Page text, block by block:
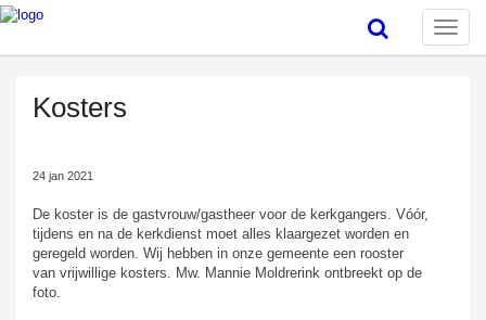
Toggle
Kosters
24 jan 2021
De koster is de gastvrouw/gastheer voor de kerkgangers. Vóór,
tijdens en na de kerkdienst moet alles klaargezet worden en
geregeld worden. Wij hebben in onze gemeente een rooster
van vrijwillige kosters. Mw. Mannie Moldrerink ontbreekt op de
foto.